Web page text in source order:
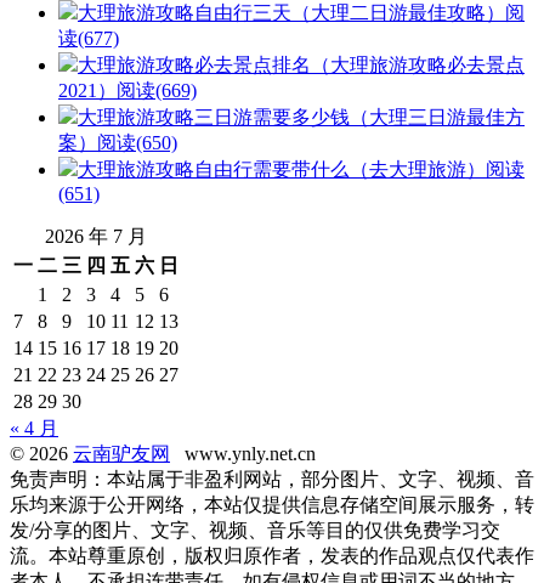
大理旅游攻略自由行三天（大理二日游最佳攻略） 阅
读(677)
大理旅游攻略必去景点排名（大理旅游攻略必去景点
2021） 阅读(669)
大理旅游攻略三日游需要多少钱（大理三日游最佳方
案） 阅读(650)
大理旅游攻略自由行需要带什么（去大理旅游） 阅读
(651)
2026 年 7 月
一 二 三 四 五 六 日
1
2 3 4 5
6
7
8 9 10 11 12 13
14 15 16 17 18 19 20
21 22 23 24 25 26 27
28 29 30
« 4 月
© 2026 云南驴友网
www.ynly.net.cn
免责声明：本站属于非盈利网站，部分图片、文字、视频、音
乐均来源于公开网络，本站仅提供信息存储空间展示服务，转
发/分享的图片、文字、视频、音乐等目的仅供免费学习交
流。本站尊重原创，版权归原作者，发表的作品观点仅代表作